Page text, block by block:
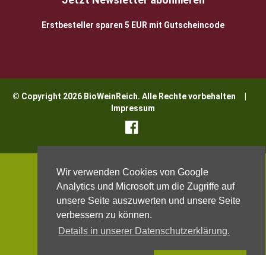
Wir verwenden Cookies von Google
Analytics und Microsoft um die Zugriffe auf
unsere Seite auszuwerten und unsere Seite
verbessern zu können.
Details in unserer Datenschutzerklärung.
Erstbesteller sparen 5 EUR mit Gutscheincode
© Copyright 2026 BioWeinReich. Alle Rechte vorbehalten |
Impressum